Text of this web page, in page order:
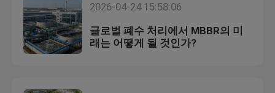
2026-04-24 15:58:06
글로벌 폐수 처리에서 MBBR의 미
래는 어떻게 될 것인가?